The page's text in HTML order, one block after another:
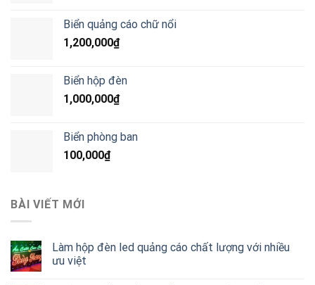
Biển quảng cáo chữ nổi
1,200,000₫
Biển hộp đèn
1,000,000₫
Biển phòng ban
100,000₫
BÀI VIẾT MỚI
Làm hộp đèn led quảng cáo chất lượng với nhiều
ưu việt